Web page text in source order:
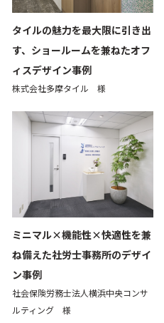
タイルの魅力を最大限に引き出
す、ショールームを兼ねたオフ
ィスデザイン事例
株式会社多摩タイル 様
ミニマル×機能性×快適性を兼
ね備えた社労士事務所のデザイ
ン事例
社会保険労務士法人横浜中央コンサ
ルティング 様